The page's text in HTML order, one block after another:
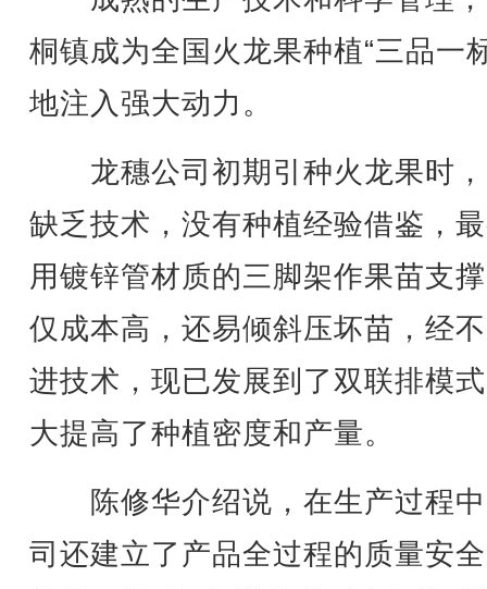
桐镇成为全国火龙果种植“三品一
地注入强大动力。
龙穗公司初期引种火龙果时
缺乏技术，没有种植经验借鉴，
用镀锌管材质的三脚架作果苗支
仅成本高，还易倾斜压坏苗，经
进技术，现已发展到了双联排模
大提高了种植密度和产量。
陈修华介绍说，在生产过程
司还建立了产品全过程的质量安